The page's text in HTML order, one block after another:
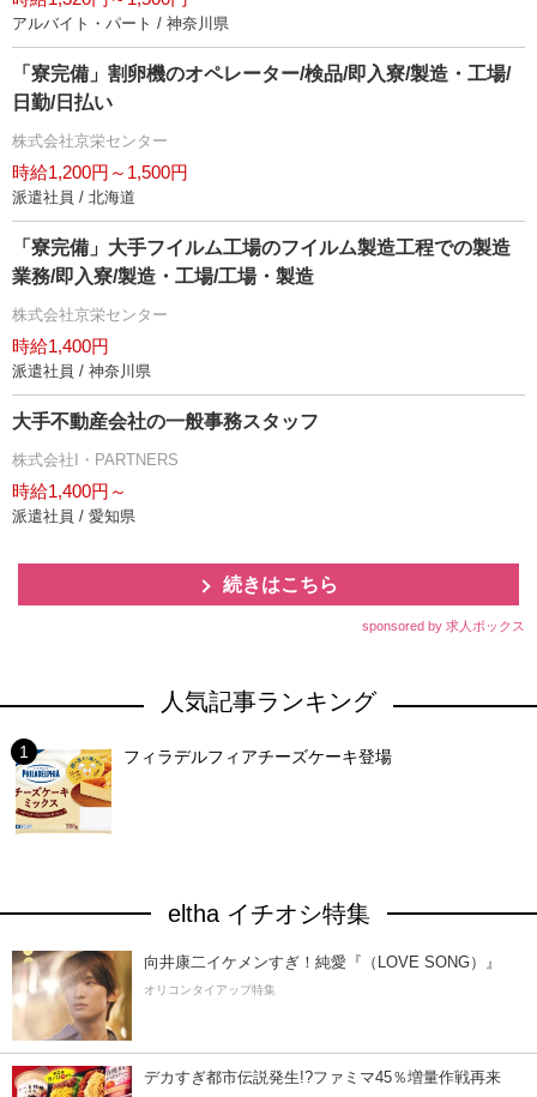
アルバイト・パート / 神奈川県
「寮完備」割卵機のオペレーター/検品/即入寮/製造・工場/
日勤/日払い
株式会社京栄センター
時給1,200円～1,500円
派遣社員 / 北海道
「寮完備」大手フイルム工場のフイルム製造工程での製造
業務/即入寮/製造・工場/工場・製造
株式会社京栄センター
時給1,400円
派遣社員 / 神奈川県
大手不動産会社の一般事務スタッフ
株式会社I・PARTNERS
時給1,400円～
派遣社員 / 愛知県
続きはこちら
sponsored by 求人ボックス
人気記事ランキング
フィラデルフィアチーズケーキ登場
eltha イチオシ特集
向井康二イケメンすぎ！純愛『（LOVE SONG）』
オリコンタイアップ特集
デカすぎ都市伝説発生!?ファミマ45％増量作戦再来